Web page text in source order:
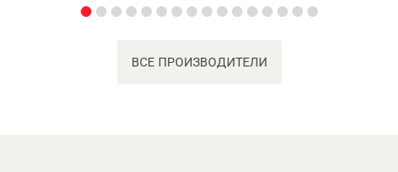
ВСЕ ПРОИЗВОДИТЕЛИ